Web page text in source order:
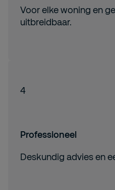
Voor elke woning en
uitbreidbaar.
4
Professioneel
Deskundig advies en